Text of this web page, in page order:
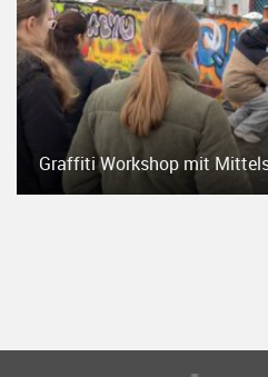
Graffiti Workshop mit